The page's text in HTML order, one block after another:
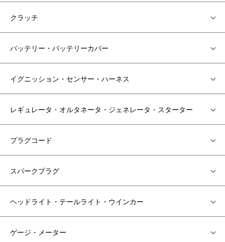
クラッチ
バッテリー・バッテリーカバー
イグニッション・センサー・ハーネス
レギュレータ・オルタネータ・ジェネレータ・スターター
プラグコード
スパークプラグ
ヘッドライト・テールライト・ウインカー
ゲージ・メーター